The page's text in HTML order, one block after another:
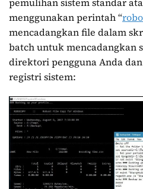
menggunakan perintah “
mencadangkan file dalam
batch untuk mencadangkan
direktori pengguna Anda
registri sistem: